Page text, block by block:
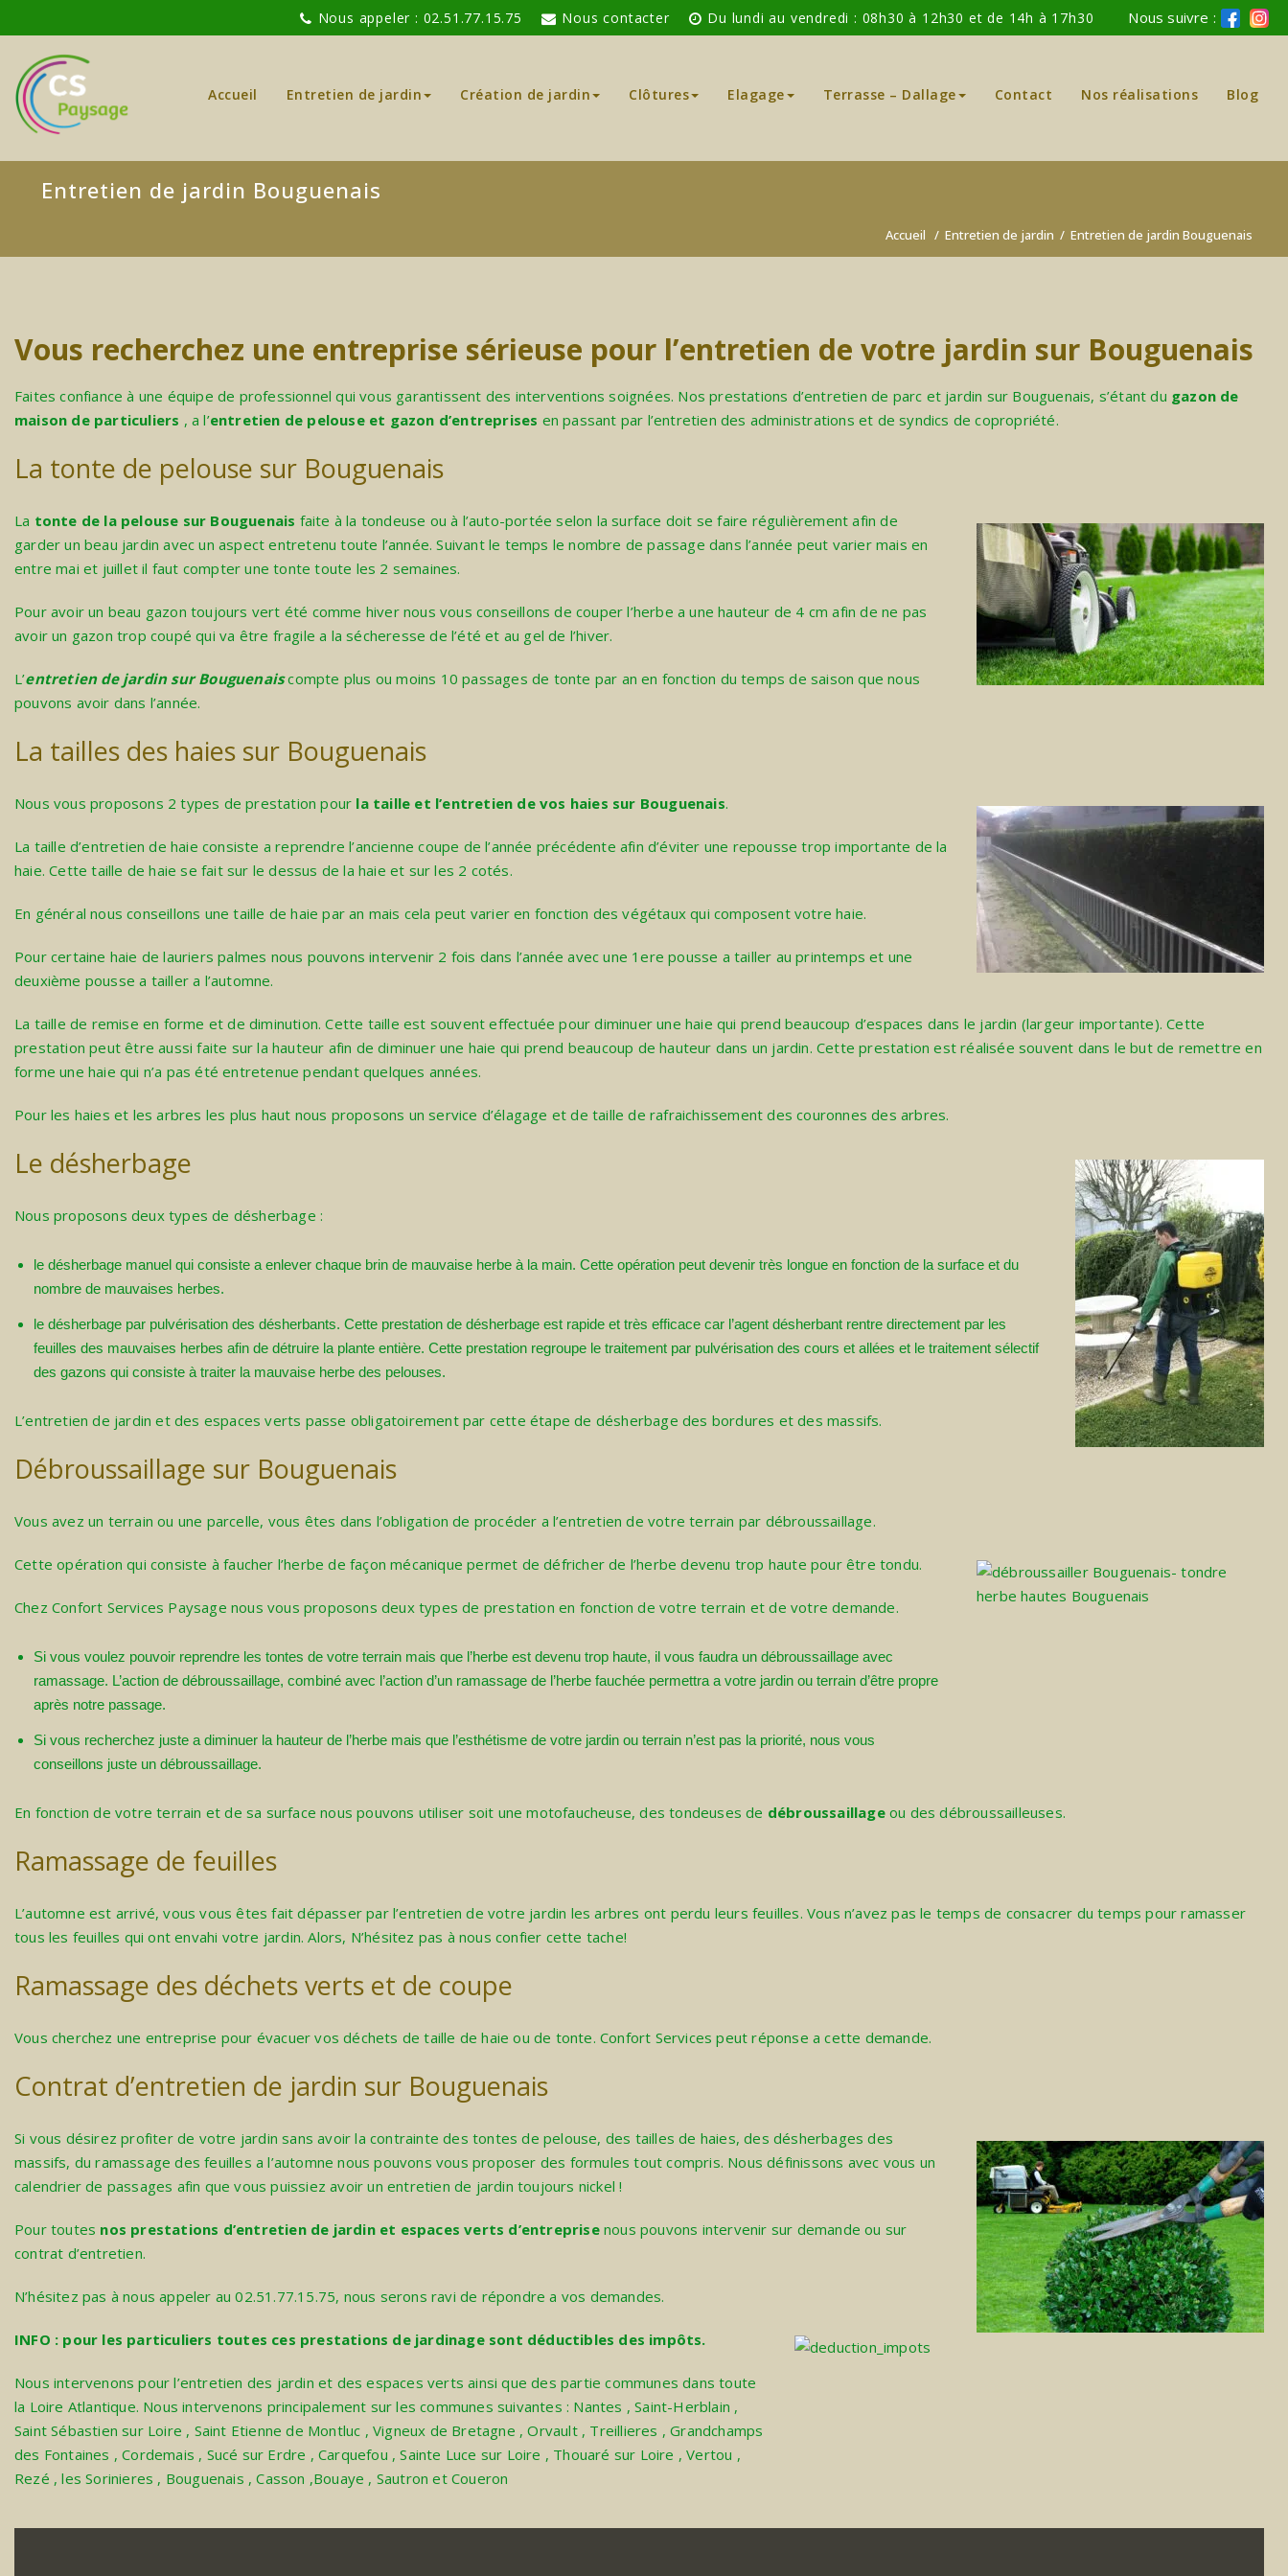
Nous appeler : 02.51.77.15.75 Nous contacter Du lundi au vendredi : 08h30 à 12h30 et de 14h à 17h30 Nous suivre :
Accueil Entretien de jardin Création de jardin Clôtures Elagage Terrasse – Dallage Contact Nos réalisations Blog
Entretien de jardin Bouguenais
Accueil / Entretien de jardin / Entretien de jardin Bouguenais
Vous recherchez une entreprise sérieuse pour l’entretien de votre jardin sur Bouguenais
Faites confiance à une équipe de professionnel qui vous garantissent des interventions soignées. Nos prestations d’entretien de parc et jardin sur Bouguenais, s’étant du gazon de
maison de particuliers , a l’entretien de pelouse et gazon d’entreprises en passant par l’entretien des administrations et de syndics de copropriété.
La tonte de pelouse sur Bouguenais
La tonte de la pelouse sur Bouguenais faite à la tondeuse ou à l’auto-portée selon la surface doit se faire régulièrement afin de
garder un beau jardin avec un aspect entretenu toute l’année. Suivant le temps le nombre de passage dans l’année peut varier mais en
entre mai et juillet il faut compter une tonte toute les 2 semaines.
Pour avoir un beau gazon toujours vert été comme hiver nous vous conseillons de couper l’herbe a une hauteur de 4 cm afin de ne pas
avoir un gazon trop coupé qui va être fragile a la sécheresse de l’été et au gel de l’hiver.
L’entretien de jardin sur Bouguenaiscompte plus ou moins 10 passages de tonte par an en fonction du temps de saison que nous
pouvons avoir dans l’année.
La tailles des haies sur Bouguenais
Nous vous proposons 2 types de prestation pour la taille et l’entretien de vos haies sur Bouguenais.
La taille d’entretien de haie consiste a reprendre l’ancienne coupe de l’année précédente afin d’éviter une repousse trop importante de la
haie. Cette taille de haie se fait sur le dessus de la haie et sur les 2 cotés.
En général nous conseillons une taille de haie par an mais cela peut varier en fonction des végétaux qui composent votre haie.
Pour certaine haie de lauriers palmes nous pouvons intervenir 2 fois dans l’année avec une 1ere pousse a tailler au printemps et une
deuxième pousse a tailler a l’automne.
La taille de remise en forme et de diminution. Cette taille est souvent effectuée pour diminuer une haie qui prend beaucoup d’espaces dans le jardin (largeur importante). Cette
prestation peut être aussi faite sur la hauteur afin de diminuer une haie qui prend beaucoup de hauteur dans un jardin. Cette prestation est réalisée souvent dans le but de remettre en
forme une haie qui n’a pas été entretenue pendant quelques années.
Pour les haies et les arbres les plus haut nous proposons un service d’élagage et de taille de rafraichissement des couronnes des arbres.
Le désherbage
Nous proposons deux types de désherbage :
le désherbage manuel qui consiste a enlever chaque brin de mauvaise herbe à la main. Cette opération peut devenir très longue en fonction de la surface et du
nombre de mauvaises herbes.
le désherbage par pulvérisation des désherbants. Cette prestation de désherbage est rapide et très efficace car l’agent désherbant rentre directement par les
feuilles des mauvaises herbes afin de détruire la plante entière. Cette prestation regroupe le traitement par pulvérisation des cours et allées et le traitement sélectif
des gazons qui consiste à traiter la mauvaise herbe des pelouses.
L’entretien de jardin et des espaces verts passe obligatoirement par cette étape de désherbage des bordures et des massifs.
Débroussaillage sur Bouguenais
Vous avez un terrain ou une parcelle, vous êtes dans l’obligation de procéder a l’entretien de votre terrain par débroussaillage.
Cette opération qui consiste à faucher l’herbe de façon mécanique permet de défricher de l’herbe devenu trop haute pour être tondu.
Chez Confort Services Paysage nous vous proposons deux types de prestation en fonction de votre terrain et de votre demande.
Si vous voulez pouvoir reprendre les tontes de votre terrain mais que l’herbe est devenu trop haute, il vous faudra un débroussaillage avec
ramassage. L’action de débroussaillage, combiné avec l’action d’un ramassage de l’herbe fauchée permettra a votre jardin ou terrain d’être propre
après notre passage.
Si vous recherchez juste a diminuer la hauteur de l’herbe mais que l’esthétisme de votre jardin ou terrain n’est pas la priorité, nous vous
conseillons juste un débroussaillage.
En fonction de votre terrain et de sa surface nous pouvons utiliser soit une motofaucheuse, des tondeuses de débroussaillageou des débroussailleuses.
Ramassage de feuilles
L’automne est arrivé, vous vous êtes fait dépasser par l’entretien de votre jardin les arbres ont perdu leurs feuilles. Vous n’avez pas le temps de consacrer du temps pour ramasser
tous les feuilles qui ont envahi votre jardin. Alors, N’hésitez pas à nous confier cette tache!
Ramassage des déchets verts et de coupe
Vous cherchez une entreprise pour évacuer vos déchets de taille de haie ou de tonte. Confort Services peut réponse a cette demande.
Contrat d’entretien de jardin sur Bouguenais
Si vous désirez profiter de votre jardin sans avoir la contrainte des tontes de pelouse, des tailles de haies, des désherbages des
massifs, du ramassage des feuilles a l’automne nous pouvons vous proposer des formules tout compris. Nous définissons avec vous un
calendrier de passages afin que vous puissiez avoir un entretien de jardin toujours nickel !
Pour toutes nos prestations d’entretien de jardin et espaces verts d’entreprisenous pouvons intervenir sur demande ou sur
contrat d’entretien.
N’hésitez pas à nous appeler au 02.51.77.15.75, nous serons ravi de répondre a vos demandes.
INFO : pour les particuliers toutes ces prestations de jardinage sont déductibles des impôts.
Nous intervenons pour l’entretien des jardin et des espaces verts ainsi que des partie communes dans toute
la Loire Atlantique. Nous intervenons principalement sur les communes suivantes : Nantes ,Saint-Herblain ,
Saint Sébastien sur Loire , Saint Etienne de Montluc ,Vigneux de Bretagne ,Orvault , Treillieres ,Grandchamps
des Fontaines ,Cordemais , Sucé sur Erdre ,Carquefou ,Sainte Luce sur Loire , Thouaré sur Loire ,Vertou ,
Rezé ,les Sorinieres , Bouguenais ,Casson ,Bouaye , Sautron etCoueron